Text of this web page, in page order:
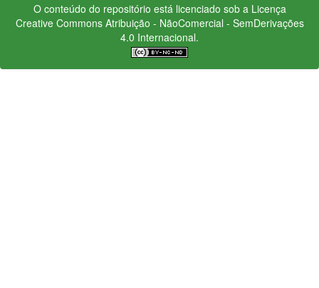
O conteúdo do repositório está licenciado sob a Licença
Creative CommonsAtribuição - NãoComercial - SemDerivações
4.0 Internacional.